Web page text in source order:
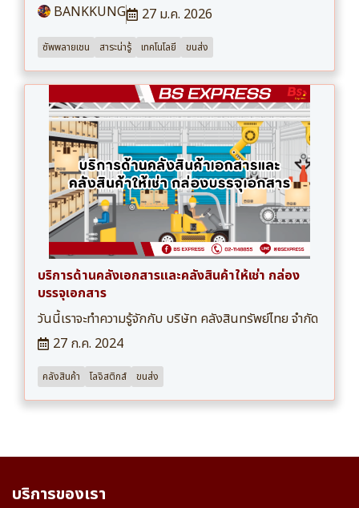
BANKKUNG
27 ม.ค. 2026
ซัพพลายเชน สาระน่ารู้ เทคโนโลยี ขนส่ง
บริการด้านคลังเอกสารและคลังสินค้าให้เช่า กล่อง
บรรจุเอกสาร
วันนี้เราจะทำความรู้จักกับ บริษัท คลังสินทรัพย์ไทย จำกัด
27 ก.ค. 2024
คลังสินค้า โลจิสติกส์ ขนส่ง
บริการของเรา